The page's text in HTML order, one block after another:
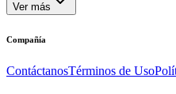
Ver más
Compañía
ContáctanosTérminos de Uso